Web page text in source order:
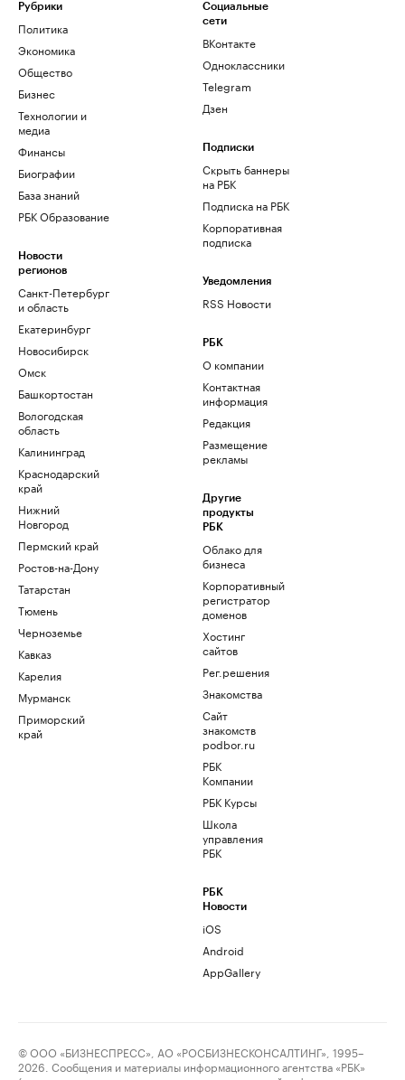
Рубрики
Политика
Экономика
Общество
Бизнес
Технологии и
медиа
Финансы
Биографии
База знаний
РБК Образование
Новости
регионов
Санкт-Петербург
и область
Екатеринбург
Новосибирск
Омск
Башкортостан
Вологодская
область
Калининград
Краснодарский
край
Нижний
Новгород
Пермский край
Ростов-на-Дону
Татарстан
Тюмень
Черноземье
Кавказ
Карелия
Мурманск
Приморский
край
Социальные
сети
ВКонтакте
Одноклассники
Telegram
Дзен
Подписки
Скрыть баннеры
на РБК
Подписка на РБК
Корпоративная
подписка
Уведомления
RSS Новости
РБК
О компании
Контактная
информация
Редакция
Размещение
рекламы
Другие
продукты
РБК
Облако для
бизнеса
Корпоративный
регистратор
доменов
Хостинг
сайтов
Рег.решения
Знакомства
Сайт
знакомств
podbor.ru
РБК
Компании
РБК Курсы
Школа
управления
РБК
РБК
Новости
iOS
Android
AppGallery
© ООО «БИЗНЕСПРЕСС», АО «РОСБИЗНЕСКОНСАЛТИНГ», 1995–
2026. Сообщения и материалы информационного агентства «РБК»